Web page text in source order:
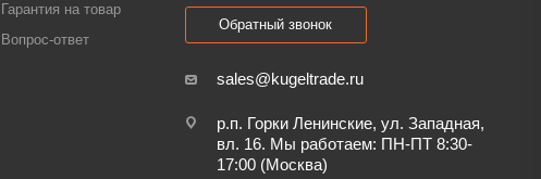
Гарантия на товар
Вопрос-ответ
Обратный звонок
sales@kugeltrade.ru
р.п. Горки Ленинские, ул. Западная,
вл. 16. Мы работаем: ПН-ПТ 8:30-
17:00 (Москва)